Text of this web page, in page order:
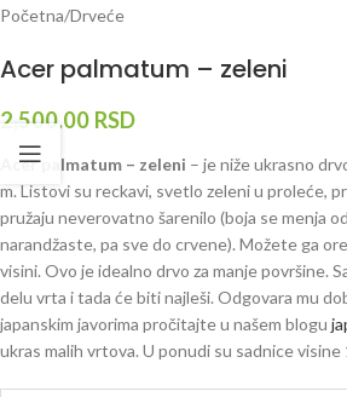
Početna/Drveće
Acer palmatum – zeleni
2,500.00 RSD
Acer palmatum – zeleni – je niže ukrasno
m. Listovi su reckavi, svetlo zeleni u proleće,
pružaju neverovatno šarenilo (boja se menja
narandžaste, pa sve do crvene). Možete ga
visini. Ovo je idealno drvo za manje površine.
delu vrta i tada će biti najleši. Odgovara mu
japanskim javorima pročitajte u našem blogu
ukras malih vrtova. U ponudi su sadnice visine